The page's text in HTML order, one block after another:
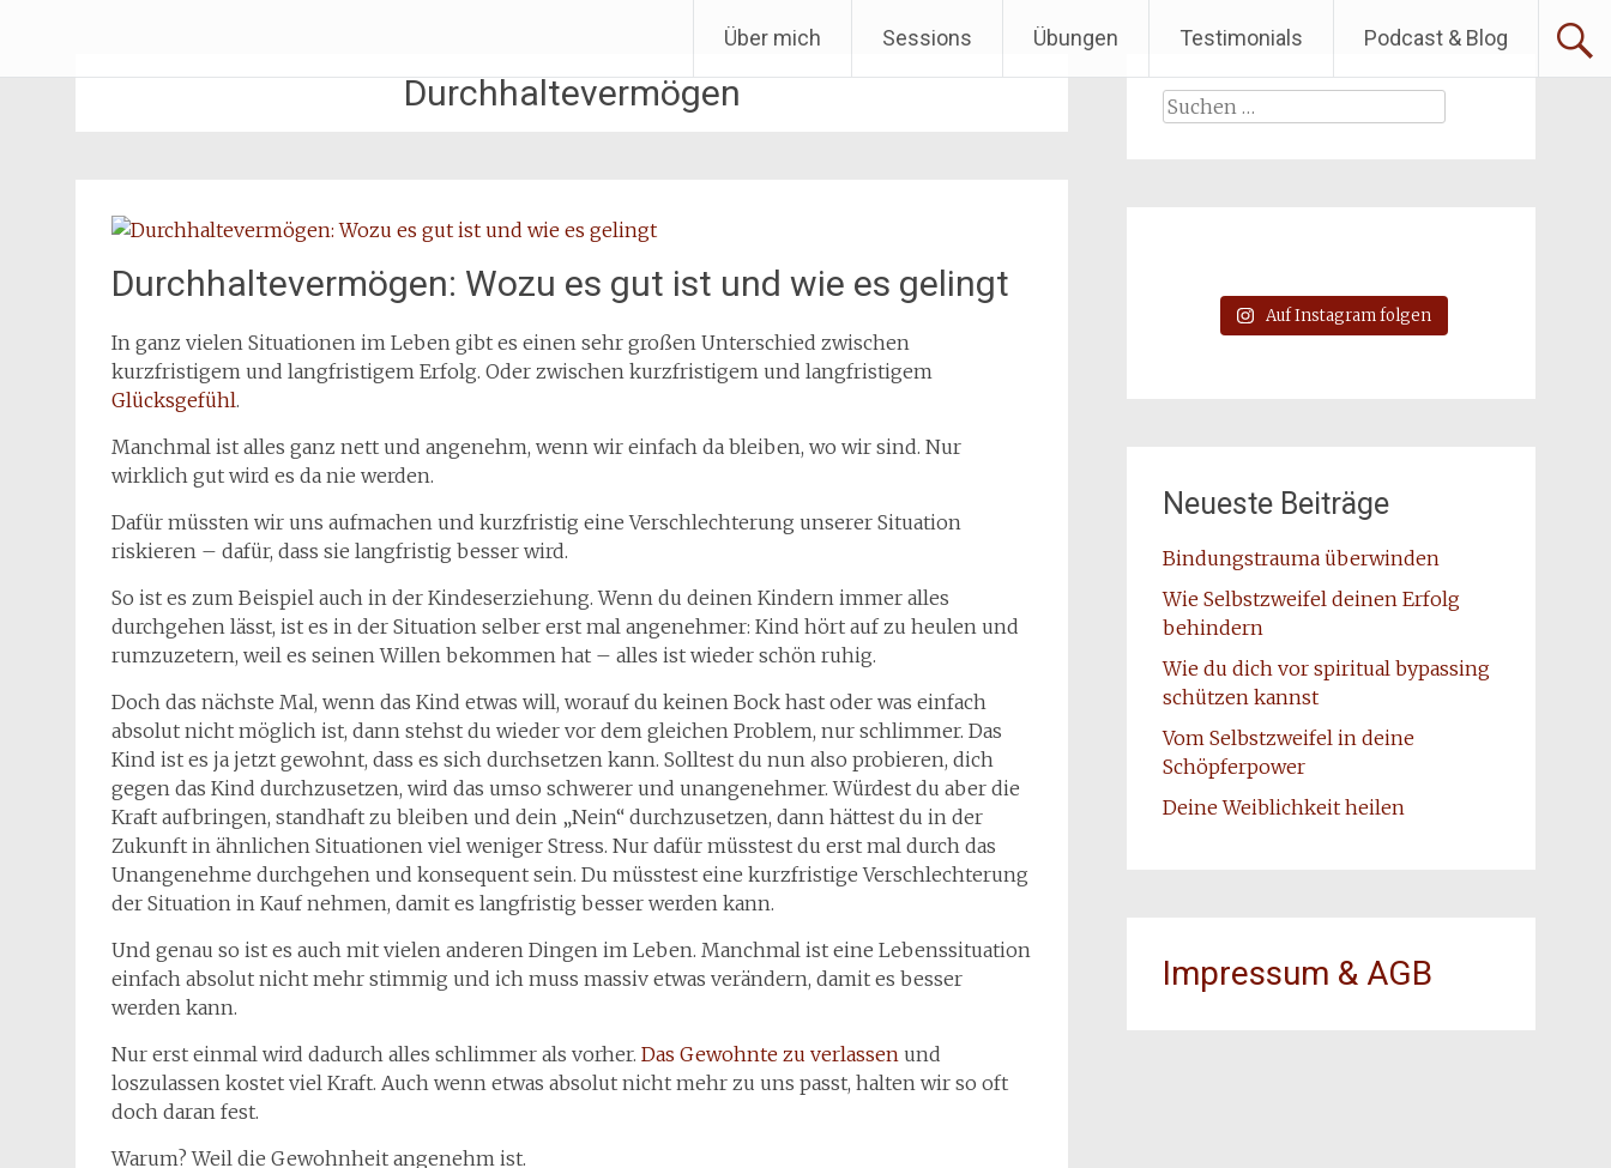
springen
Über mich Sessions Übungen Testimonials Podcast & Blog
Durchhaltevermögen
Durchhaltevermögen: Wozu es gut ist und wie es gelingt
In ganz vielen Situationen im Leben gibt es einen sehr großen Unterschied zwischen
kurzfristigem und langfristigem Erfolg. Oder zwischen kurzfristigem und langfristigem
Glücksgefühl.
Manchmal ist alles ganz nett und angenehm, wenn wir einfach da bleiben, wo wir sind. Nur
wirklich gut wird es da nie werden.
Dafür müssten wir uns aufmachen und kurzfristig eine Verschlechterung unserer Situation
riskieren – dafür, dass sie langfristig besser wird.
So ist es zum Beispiel auch in der Kindeserziehung. Wenn du deinen Kindern immer alles
durchgehen lässt, ist es in der Situation selber erst mal angenehmer: Kind hört auf zu heulen und
rumzuzetern, weil es seinen Willen bekommen hat – alles ist wieder schön ruhig.
Doch das nächste Mal, wenn das Kind etwas will, worauf du keinen Bock hast oder was einfach
absolut nicht möglich ist, dann stehst du wieder vor dem gleichen Problem, nur schlimmer. Das
Kind ist es ja jetzt gewohnt, dass es sich durchsetzen kann. Solltest du nun also probieren, dich
gegen das Kind durchzusetzen, wird das umso schwerer und unangenehmer. Würdest du aber die
Kraft aufbringen, standhaft zu bleiben und dein „Nein“ durchzusetzen, dann hättest du in der
Zukunft in ähnlichen Situationen viel weniger Stress. Nur dafür müsstest du erst mal durch das
Unangenehme durchgehen und konsequent sein. Du müsstest eine kurzfristige Verschlechterung
der Situation in Kauf nehmen, damit es langfristig besser werden kann.
Und genau so ist es auch mit vielen anderen Dingen im Leben. Manchmal ist eine Lebenssituation
einfach absolut nicht mehr stimmig und ich muss massiv etwas verändern, damit es besser
werden kann.
Nur erst einmal wird dadurch alles schlimmer als vorher. Das Gewohnte zu verlassen und
loszulassen kostet viel Kraft. Auch wenn etwas absolut nicht mehr zu uns passt, halten wir so oft
doch daran fest.
Warum? Weil die Gewohnheit angenehm ist.
Suchen
Auf Instagram folgen
Neueste Beiträge
Bindungstrauma überwinden
Wie Selbstzweifel deinen Erfolg
behindern
Wie du dich vor spiritual bypassing
schützen kannst
Vom Selbstzweifel in deine
Schöpferpower
Deine Weiblichkeit heilen
Impressum & AGB